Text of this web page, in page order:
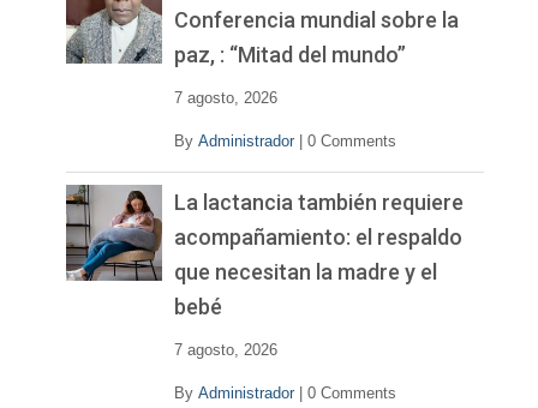
Conferencia mundial sobre la
paz, : “Mitad del mundo”
7 agosto, 2026
By Administrador 0 Comments
La lactancia también requiere
acompañamiento: el respaldo
que necesitan la madre y el
bebé
7 agosto, 2026
By Administrador 0 Comments